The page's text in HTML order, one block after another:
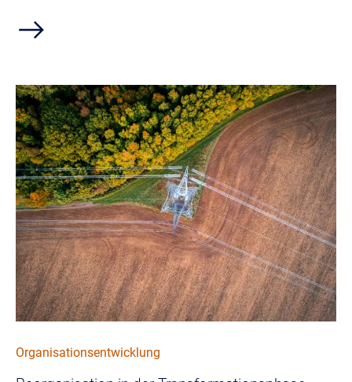
east
Bild
Organisationsentwicklung